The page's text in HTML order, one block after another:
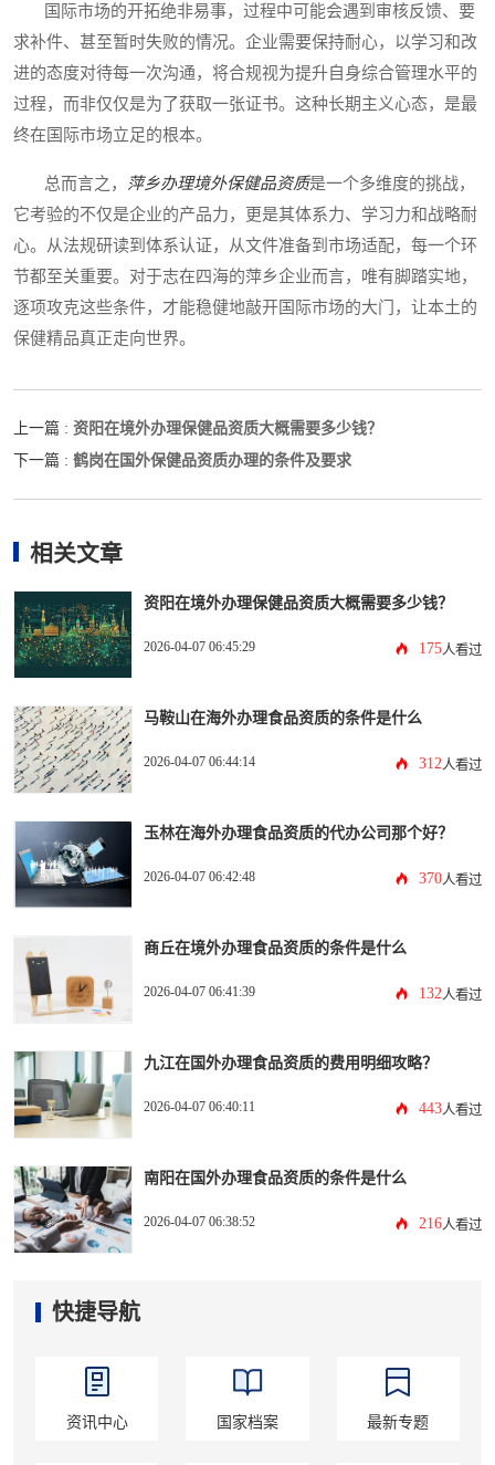
国际市场的开拓绝非易事，过程中可能会遇到审核反馈、要
求补件、甚至暂时失败的情况。企业需要保持耐心，以学习和改
进的态度对待每一次沟通，将合规视为提升自身综合管理水平的
过程，而非仅仅是为了获取一张证书。这种长期主义心态，是最
终在国际市场立足的根本。
总而言之， 萍乡办理境外保健品资质是一个多维度的挑战，
它考验的不仅是企业的产品力，更是其体系力、学习力和战略耐
心。从法规研读到体系认证，从文件准备到市场适配，每一个环
节都至关重要。对于志在四海的萍乡企业而言，唯有脚踏实地，
逐项攻克这些条件，才能稳健地敲开国际市场的大门，让本土的
保健精品真正走向世界。
上一篇 : 资阳在境外办理保健品资质大概需要多少钱？
下一篇 : 鹤岗在国外保健品资质办理的条件及要求
相关文章
资阳在境外办理保健品资质大概需要多少钱？
2026-04-07 06:45:29 175人看过
马鞍山在海外办理食品资质的条件是什么
2026-04-07 06:44:14 312 人看过
玉林在海外办理食品资质的代办公司那个好？
2026-04-07 06:42:48 370人看过
商丘在境外办理食品资质的条件是什么
2026-04-07 06:41:39 132 人看过
九江在国外办理食品资质的费用明细攻略？
2026-04-07 06:40:11 443人看过
南阳在国外办理食品资质的条件是什么
2026-04-07 06:38:52 216人看过
快捷导航
资讯中心 国家档案 最新专题